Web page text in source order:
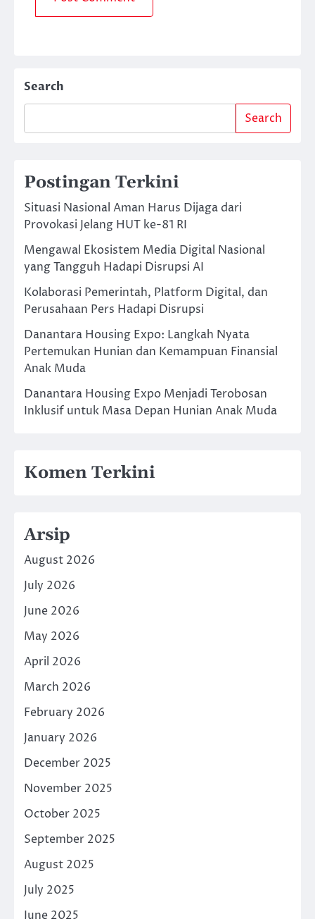
Search
Search
Postingan Terkini
Situasi Nasional Aman Harus Dijaga dari
Provokasi Jelang HUT ke-81 RI
Mengawal Ekosistem Media Digital Nasional
yang Tangguh Hadapi Disrupsi AI
Kolaborasi Pemerintah, Platform Digital, dan
Perusahaan Pers Hadapi Disrupsi
Danantara Housing Expo: Langkah Nyata
Pertemukan Hunian dan Kemampuan Finansial
Anak Muda
Danantara Housing Expo Menjadi Terobosan
Inklusif untuk Masa Depan Hunian Anak Muda
Komen Terkini
Arsip
August 2026
July 2026
June 2026
May 2026
April 2026
March 2026
February 2026
January 2026
December 2025
November 2025
October 2025
September 2025
August 2025
July 2025
June 2025